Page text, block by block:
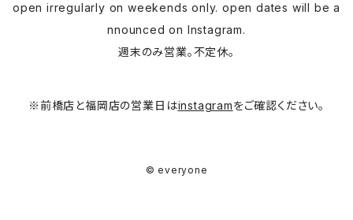
open irregularly on weekends only. open dates will be a
nnounced on Instagram.
週末のみ営業。不定休。
※前橋店と福岡店の営業日はinstagramをご確認ください。
© everyone